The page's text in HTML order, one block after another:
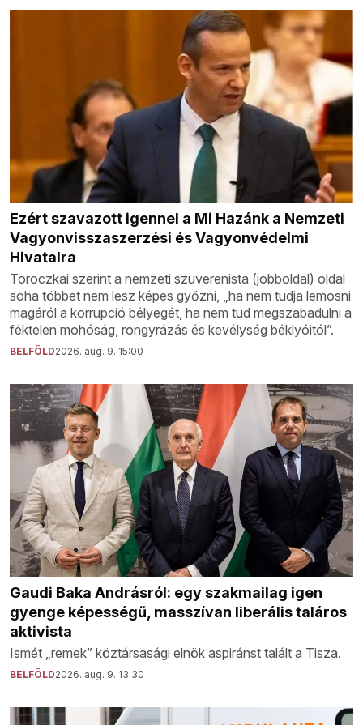
Ezért szavazott igennel a Mi Hazánk a Nemzeti
Vagyonvisszaszerzési és Vagyonvédelmi
Hivatalra
Toroczkai szerint a nemzeti szuverenista (jobboldal) oldal
soha többet nem lesz képes győzni, „ha nem tudja lemosni
magáról a korrupció bélyegét, ha nem tud megszabadulni a
féktelen mohóság, rongyrázás és kevélység béklyóitól”.
BELFÖLD2026. aug. 9. 15:00
Gaudi Baka Andrásról: egy szakmailag igen
gyenge képességű, masszívan liberális taláros
aktivista
Ismét „remek” köztársasági elnök aspiránst talált a Tisza.
BELFÖLD2026. aug. 9. 13:30